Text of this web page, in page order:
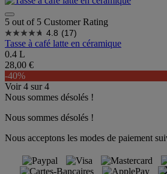
5 out of 5 Customer Rating
4.8 (17)
Tasse à café latte en céramique
0.4 L
28,00 €
-40%
Voir4 sur4
Nous sommes désolés !
Nous sommes désolés !
Nous acceptons les modes de paiement